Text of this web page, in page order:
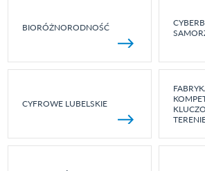
BIORÓŻNORODNOŚĆ
CYFROWE LUBELSKIE